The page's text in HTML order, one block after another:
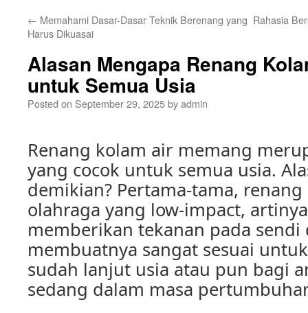
← Memahami Dasar-Dasar Teknik Berenang yang
Harus Dikuasai
Rahasia
Alasan Mengapa Renang
untuk Semua Usia
Posted on September 29, 2025byadmin
Renang kolam air memang
yang cocok untuk semua usia.
demikian? Pertama-tama,
olahraga yang low-impact,
memberikan tekanan pada
membuatnya sangat sesuai
sudah lanjut usia atau pun bagi
sedang dalam masa